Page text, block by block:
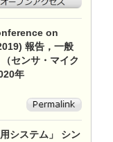
on
報告，一般
センサ・マイク
年
システム」 シン